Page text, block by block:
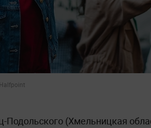
(Хмельницкая